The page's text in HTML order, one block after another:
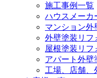
施工事例一覧
ハウスメーカ
マンション外
外壁塗装リフ
屋根塗装リフ
アパート外壁
工場、店舗、